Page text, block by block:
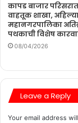
कापड बाजार
वाहतूक शाखा,
महानगरपालिका
पथकाची विशेष
08/04/2026
Leave a Reply
Your email address